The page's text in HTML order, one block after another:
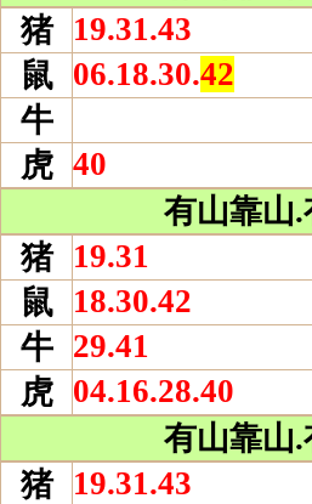
猪
19.31.43
鼠 06.18.30.42
牛
虎 40
有山靠山
猪
19.31
鼠
18.30.42
牛 29.41
虎 04.16.28.40
有山靠山
猪
19.31.43